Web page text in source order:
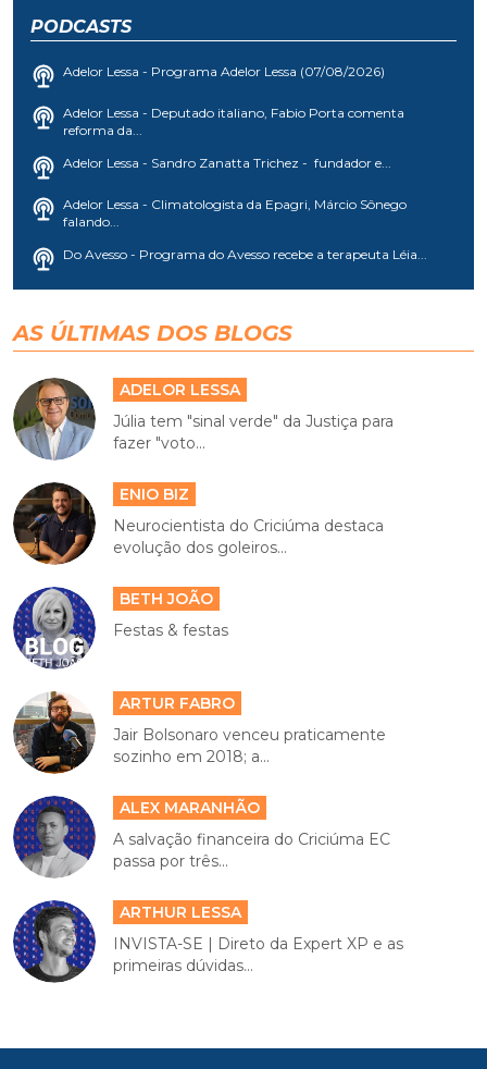
PODCASTS
Adelor Lessa - Programa Adelor Lessa (07/08/2026)
Adelor Lessa - Deputado italiano, Fabio Porta comenta
reforma da...
Adelor Lessa - Sandro Zanatta Trichez - fundador e...
Adelor Lessa - Climatologista da Epagri, Márcio Sônego
falando...
Do Avesso - Programa do Avesso recebe a terapeuta Léia...
AS ÚLTIMAS DOS BLOGS
ADELOR LESSA
Júlia tem "sinal verde" da Justiça para
fazer "voto...
ENIO BIZ
Neurocientista do Criciúma destaca
evolução dos goleiros...
BETH JOÃO
Festas & festas
ARTUR FABRO
Jair Bolsonaro venceu praticamente
sozinho em 2018; a...
ALEX MARANHÃO
A salvação financeira do Criciúma EC
passa por três...
ARTHUR LESSA
INVISTA-SE | Direto da Expert XP e as
primeiras dúvidas...